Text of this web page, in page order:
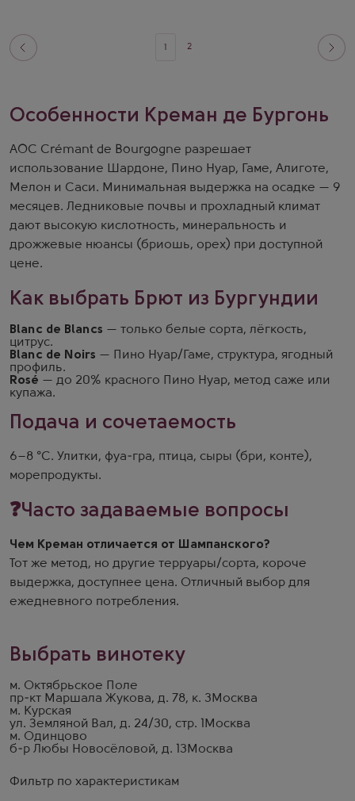
Фильтр по характеристикам
2
Особенности Креман де Бургонь
AOC Crémant de Bourgogne разрешает
использование Шардоне, Пино Нуар, Гаме, Алиготе,
Мелон и Саси. Минимальная выдержка на осадке — 9
месяцев. Ледниковые почвы и прохладный климат
дают высокую кислотность, минеральность и
дрожжевые нюансы (бриошь, орех) при доступной
цене.
Как выбрать Брют из Бургундии
Blanc de Blancs — только белые сорта, лёгкость,
цитрус.
Blanc de Noirs — Пино Нуар/Гаме, структура, ягодный
профиль.
Rosé — до 20% красного Пино Нуар, метод саже или
купажа.
Подача и сочетаемость
6–8 °C. Улитки, фуа-гра, птица, сыры (бри, конте),
морепродукты.
❓Часто задаваемые вопросы
Чем Креман отличается от Шампанского?
Тот же метод, но другие терруары/сорта, короче
выдержка, доступнее цена. Отличный выбор для
ежедневного потребления.
Выбрать винотеку
м. Октябрьское Поле
пр-кт Маршала Жукова, д. 78, к. 3 Москва
м. Курская
ул. Земляной Вал, д. 24/30, стр. 1
Москва
м. Одинцово
б-р Любы Новосёловой, д. 13 Москва